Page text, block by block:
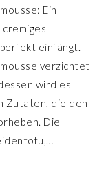
Ein
einfängt.
verzichtet
wird es
Zutaten, die den
Die